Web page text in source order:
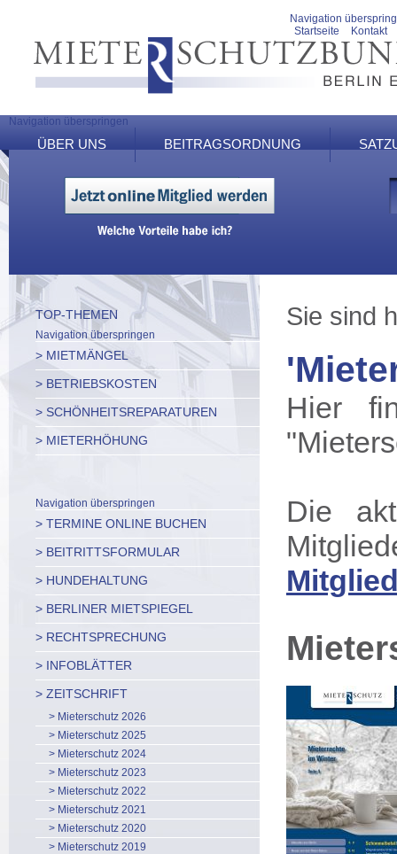
Navigation überspringen
ÜBER UNS BEITRAGSORDNUNG
Navigation
Startseite
Kontakt
TOP-THEMEN
Navigation überspringen
> MIETMÄNGEL
> BETRIEBSKOSTEN
> SCHÖNHEITSREPARATUREN
> MIETERHÖHUNG
Navigation überspringen
> TERMINE ONLINE BUCHEN
> BEITRITTSFORMULAR
> HUNDEHALTUNG
> BERLINER MIETSPIEGEL
> RECHTSPRECHUNG
> INFOBLÄTTER
> ZEITSCHRIFT
> Mieterschutz 2026
> Mieterschutz 2025
> Mieterschutz 2024
> Mieterschutz 2023
> Mieterschutz 2022
> Mieterschutz 2021
> Mieterschutz 2020
> Mieterschutz 2019
Sie sind
Hier
Die